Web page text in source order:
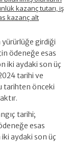
kazanç tutarı, iş
kazanç alt
yürürlüğe girdiği
ödeneğe esas
iki aydaki son üç
tarihi ve
tarihten önceki
tarihi;
esas
aydaki son üç